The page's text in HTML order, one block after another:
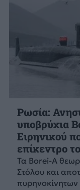
Ρωσία:
υποβρύχια
Ειρηνικού
επίκεντρο
Τα Borei-A
Στόλου και